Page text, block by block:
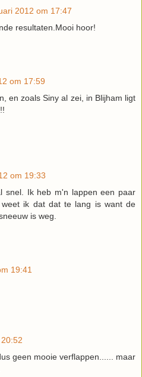
2012 om 17:47
resultaten.Mooi hoor!
om 17:59
en zoals Siny al zei, in Blijham ligt
om 19:33
snel. Ik heb m'n lappen een paar
ik dat dat te lang is want de
is weg.
19:41
geen mooie verflappen...... maar